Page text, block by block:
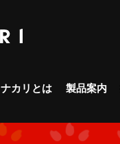
ナカリとは 製品案内